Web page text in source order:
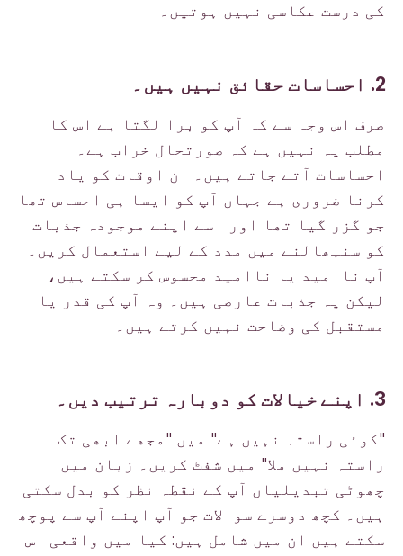
کی درست عکاسی نہیں ہوتیں۔
صرف اس وجہ سے کہ آپ کو برا لگتا ہے اس کا
مطلب یہ نہیں ہے کہ صورتحال خراب ہے۔
احساسات آتے جاتے ہیں۔ ان اوقات کو یاد
کرنا ضروری ہے جہاں آپ کو ایسا ہی احساس تھا
جو گزر گیا تھا اور اسے اپنے موجودہ جذبات
کو سنبھالنے میں مدد کے لیے استعمال کریں۔
آپ ناامید یا ناامید محسوس کر سکتے ہیں،
لیکن یہ جذبات عارضی ہیں۔ وہ آپ کی قدر یا
مستقبل کی وضاحت نہیں کرتے ہیں۔
"کوئی راستہ نہیں ہے" میں "مجھے ابھی تک
راستہ نہیں ملا" میں شفٹ کریں۔ زبان میں
چھوٹی تبدیلیاں آپ کے نقطہ نظر کو بدل سکتی
ہیں۔ کچھ دوسرے سوالات جو آپ اپنے آپ سے پوچھ
سکتے ہیں ان میں شامل ہیں: کیا میں واقعی اس